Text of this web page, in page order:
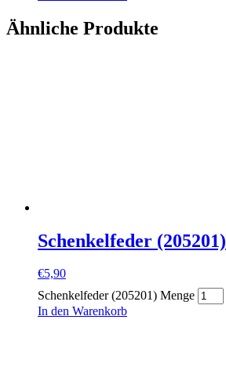
Ähnliche Produkte
Schenkelfeder (205201)
€5,90
Schenkelfeder (205201) Menge
In den Warenkorb